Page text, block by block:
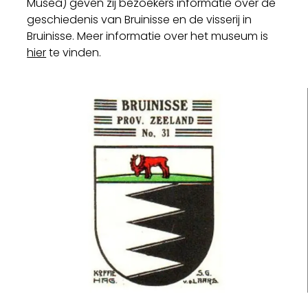
geschiedenis van Bruinisse en de visserij in
Bruinisse. Meer informatie over het museum is
hierte vinden.